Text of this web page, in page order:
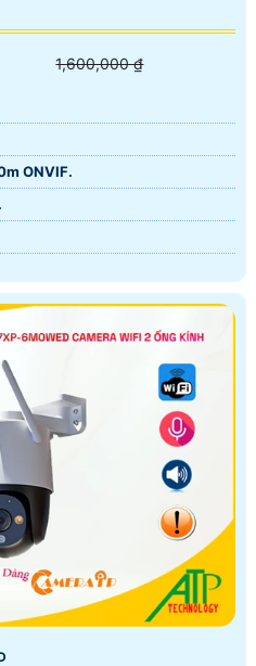
1,600,000 ₫
ONVIF.